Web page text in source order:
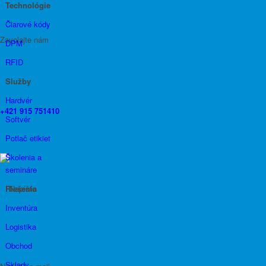
Zavolajte nám
+421 915 751410
Technológie
Čiarové kódy
DPM
RFID
Služby
Hardvér
Softvér
Potlač etikiet
Školenia a
semináre
Riešenia
Inventúra
Logistika
Obchod